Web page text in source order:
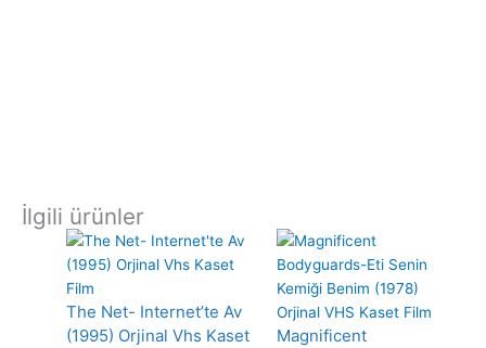
İlgili ürünler
The Net- Internet’te Av
(1995) Orjinal Vhs Kaset
Magnificent